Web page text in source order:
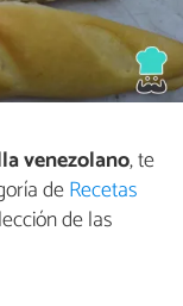
venezolano, te
deRecetas
de las